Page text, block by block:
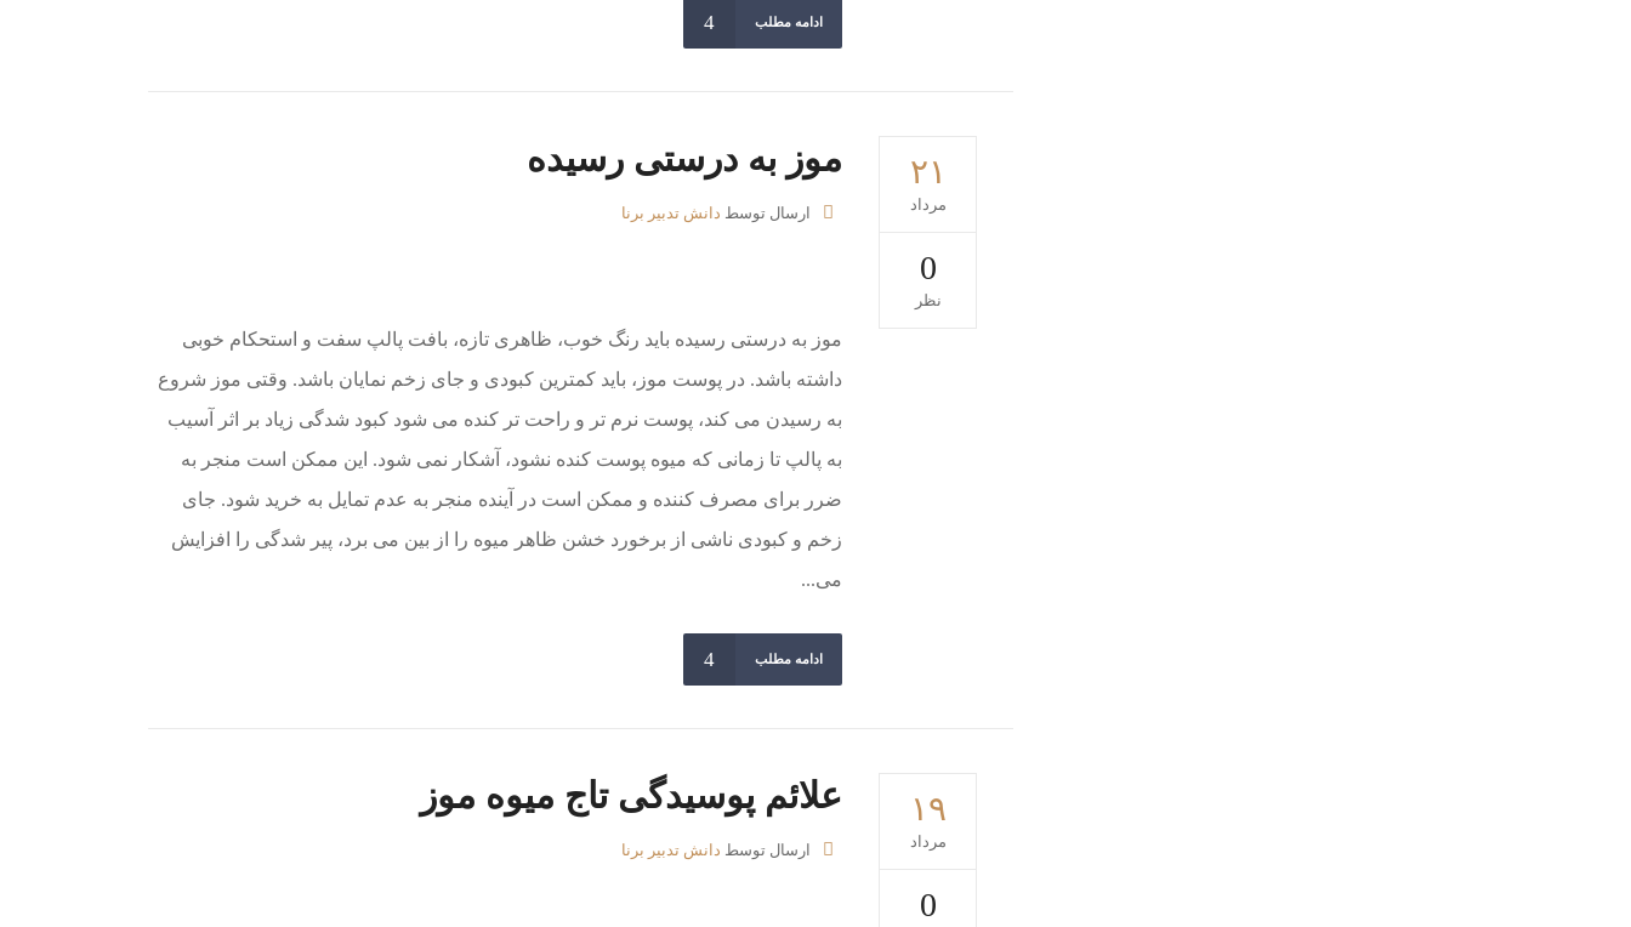
ادامه مطلب
۲۱
مرداد
0
نظر
موز به درستی رسیده
ارسال توسط دانش تدبیر برنا
موز به درستی رسیده باید رنگ خوب، ظاهری تازه، بافت پالپ سفت و استحکام خوبی
داشته باشد. در پوست موز، باید کمترین کبودی و جای زخم نمایان باشد. وقتی موز شروع
به رسیدن می کند، پوست نرم تر و راحت تر کنده می شود کبود شدگی زیاد بر اثر آسیب
به پالپ تا زمانی که میوه پوست کنده نشود، آشکار نمی شود. این ممکن است منجر به
ضرر برای مصرف کننده و ممکن است در آینده منجر به عدم تمایل به خرید شود. جای
زخم و کبودی ناشی از برخورد خشن ظاهر میوه را از بین می برد، پیر شدگی را افزایش
می...
ادامه مطلب
۱۹
مرداد
0
علائم پوسیدگی تاج میوه موز
ارسال توسط دانش تدبیر برنا